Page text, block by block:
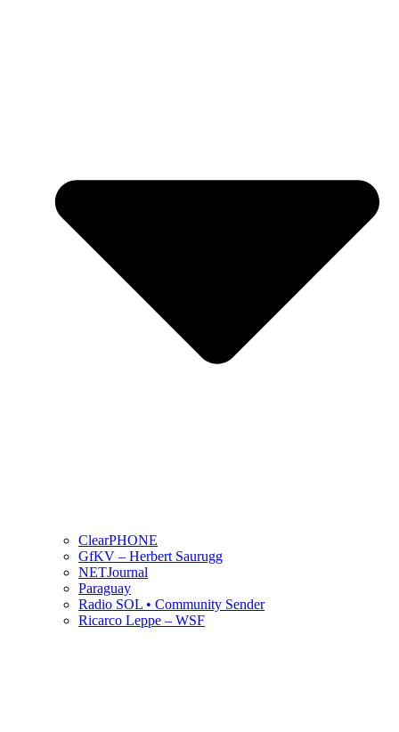
ClearPHONE
GfKV – Herbert Saurugg
NETJournal
Paraguay
Radio SOL • Community Sender
Ricarco Leppe – WSF